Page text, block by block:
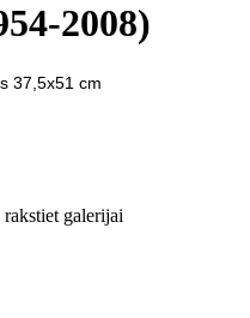
2008)
37,5x51 cm
rakstiet galerijai